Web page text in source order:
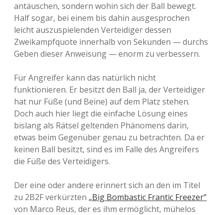
s
c
h
l
a
n
—
F
r
a
n
k
r
e
i
c
h
:
2
antäuschen, sondern wohin sich der Ball bewegt.
Half sogar, bei einem bis dahin ausgesprochen
leicht auszuspielenden Verteidiger dessen
Zweikampfquote innerhalb von Sekunden — durchs
Geben dieser Anweisung — enorm zu verbessern.
Für Angreifer kann das natürlich nicht
funktionieren. Er besitzt den Ball ja, der Verteidiger
hat nur Füße (und Beine) auf dem Platz stehen.
Doch auch hier liegt die einfache Lösung eines
bislang als Rätsel geltenden Phänomens darin,
etwas beim Gegenüber genau zu betrachten. Da er
keinen Ball besitzt, sind es im Falle des Angreifers
die Füße des Verteidigers.
Der eine oder andere erinnert sich an den im Titel
zu 2B2F verkürzten „Big Bombastic Frantic Freezer“
von Marco Reus, der es ihm ermöglicht, mühelos